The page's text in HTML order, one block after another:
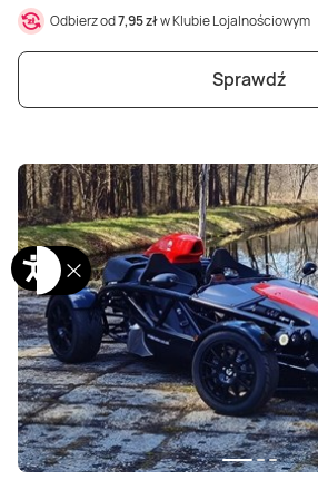
Odbierz od7,95 złw Klubie Lojalnościowym
Sprawdź